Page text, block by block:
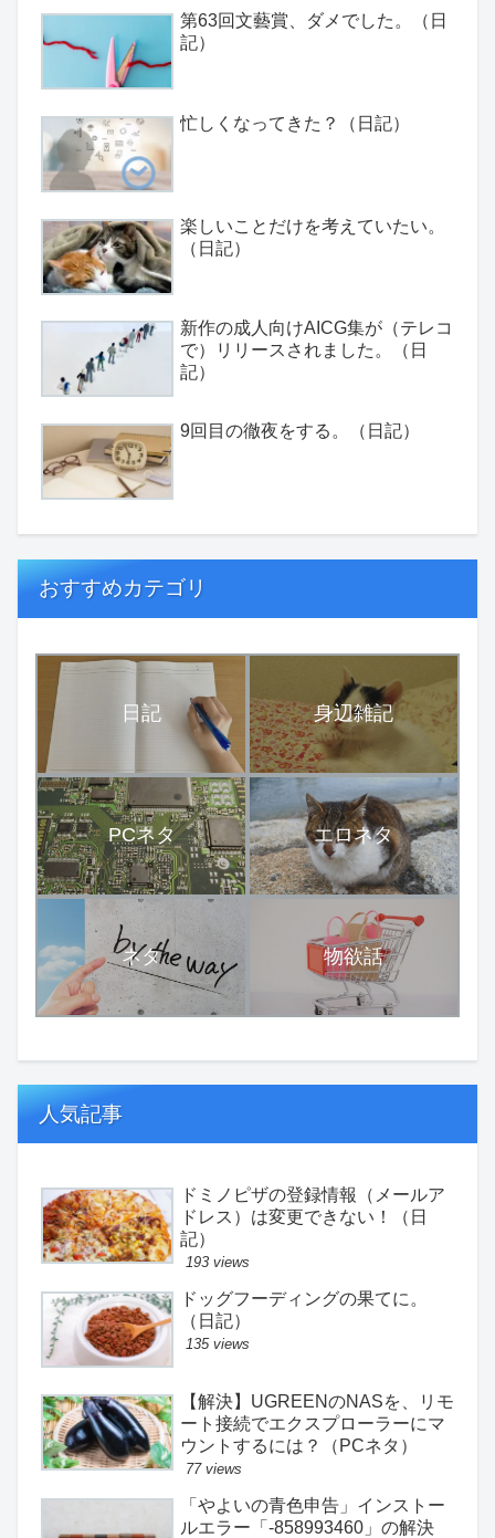
第63回文藝賞、ダメでした。（日
記）
忙しくなってきた？（日記）
楽しいことだけを考えていたい。
（日記）
新作の成人向けAICG集が（テレコ
で）リリースされました。（日
記）
9回目の徹夜をする。（日記）
おすすめカテゴリ
日記 身辺雑記
PCネタ エロネタ
ネタ 物欲話
人気記事
ドミノピザの登録情報（メールア
ドレス）は変更できない！（日
記）
193 views
ドッグフーディングの果てに。
（日記）
135 views
【解決】UGREENのNASを、リモ
ート接続でエクスプローラーにマ
ウントするには？（PCネタ）
77 views
「やよいの青色申告」インストー
ルエラー「-858993460」の解決